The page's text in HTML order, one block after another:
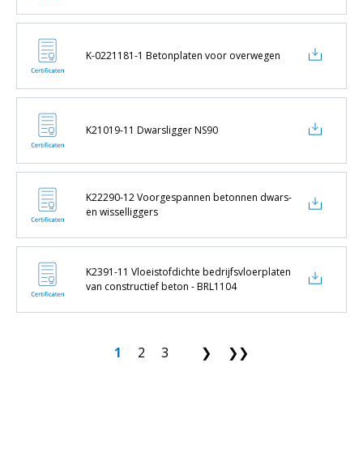
K-0221181-1 Betonplaten voor overwegen
K21019-11 Dwarsligger NS90
K22290-12 Voorgespannen betonnen dwars-
en wisselliggers
K2391-11 Vloeistofdichte bedrijfsvloerplaten
van constructief beton - BRL1104
1 2 3 ❯ ❯❯